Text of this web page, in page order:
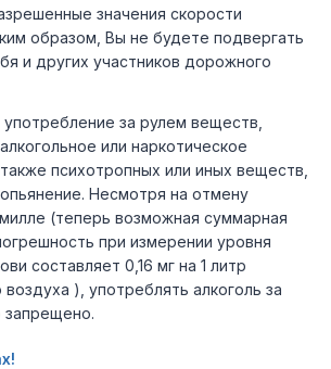
значения скорости
образом, Вы не будете подвергать
и других участников дорожного
за рулем веществ,
или наркотическое
психотропных или иных веществ,
Несмотря на отмену
(теперь возможная суммарная
при измерении уровня
составляет 0,16 мг на 1 литр
), употреблять алкоголь за
запрещено.